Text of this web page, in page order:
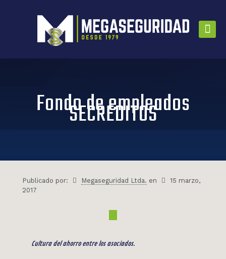
Fondo de empleados
SECREDITOS
Publicado por: Megaseguridad Ltda. en
15 marzo,
2017
Cultura del ahorro entre los asociados.